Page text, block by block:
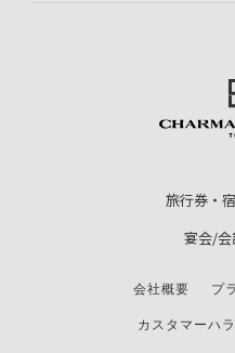
旅行券・
宴会/会
会社概要 プ
カスタマーハ